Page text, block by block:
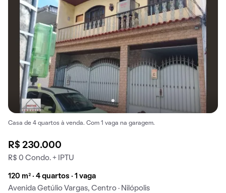
Casa de 4 quartos à venda. Com 1 vaga na garagem.
R$ 230.000
R$ 0 Condo. + IPTU
120 m² · 4 quartos · 1 vaga
Avenida Getúlio Vargas, Centro · Nilópolis